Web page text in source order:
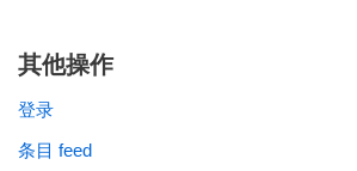
其他操作
登录
条目 feed